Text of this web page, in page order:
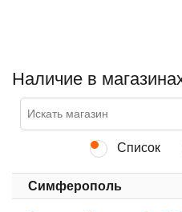
Наличие в
Список
Симферополь